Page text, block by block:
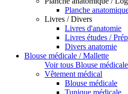
Planche
Livres / Divers
Livres d'anatomie
Livres études /
Divers anatomie
Blouse médicale / Mallette
Voir tous Blouse
Vêtement médical
Blouse médicale
Tunique médicale